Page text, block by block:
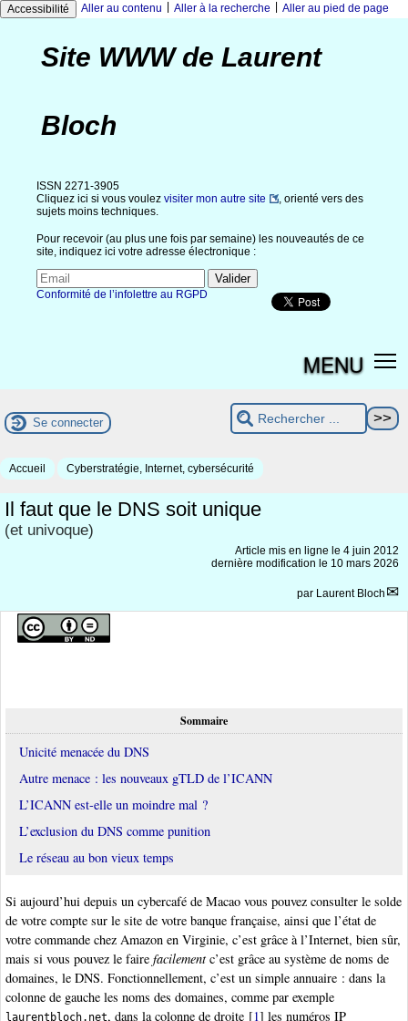
Accessibilité Aller au contenu Aller à la recherche Aller au pied de page
Site WWW de Laurent
Bloch
ISSN 2271-3905
Cliquez ici si vous voulez visiter mon autre site
, orienté vers des
sujets moins techniques.
Pour recevoir (au plus une fois par semaine) les nouveautés de ce
site, indiquez ici votre adresse électronique :
Conformité de l’infolettre au RGPD
MENU
Se connecter
Accueil Cyberstratégie, Internet, cybersécurité
Il faut que le DNS soit unique
(et univoque)
Article mis en ligne le 4 juin 2012
dernière modification le 10 mars 2026
par Laurent Bloch
Sommaire
Unicité menacée du DNS
Autre menace : les nouveaux gTLD de l’ICANN
L’ICANN est-elle un moindre mal ?
L’exclusion du DNS comme punition
Le réseau au bon vieux temps
Si aujourd’hui depuis un cybercafé de Macao vous pouvez consulter le solde
de votre compte sur le site de votre banque française, ainsi que l’état de
votre commande chez Amazon en Virginie, c’est grâce à l’Internet, bien sûr,
mais si vous pouvez le faire facilementc’est grâce au système de noms de
domaines, le DNS. Fonctionnellement, c’est un simple annuaire : dans la
colonne de gauche les noms des domaines, comme par exemple
laurentbloch.net, dans la colonne de droite [1] les numéros IP